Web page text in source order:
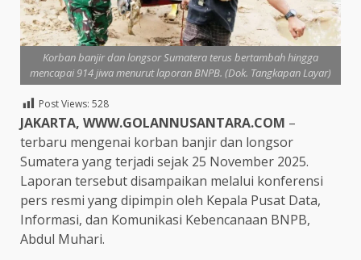
Korban banjir dan longsor Sumatera terus bertambah hingga
mencapai 914 jiwa menurut laporan BNPB. (Dok. Tangkapan Layar)
Post Views: 528
JAKARTA, WWW.GOLANNUSANTARA.COM –
terbaru mengenai korban banjir dan longsor
Sumatera yang terjadi sejak 25 November 2025.
Laporan tersebut disampaikan melalui konferensi
pers resmi yang dipimpin oleh Kepala Pusat Data,
Informasi, dan Komunikasi Kebencanaan BNPB,
Abdul Muhari.